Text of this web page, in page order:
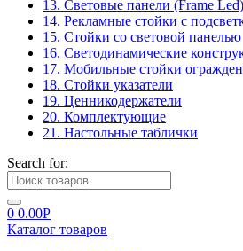
13. Световые панели (Frame Led)
14. Рекламные стойки с
15. Стойки со световой панелью
16. Светодинамические
17. Мобильные стойки
18. Стойки указатели
19. Ценникодержатели
20. Комплектующие
21. Настольные таблички
Search for:
0 0.00Р
Каталог товаров